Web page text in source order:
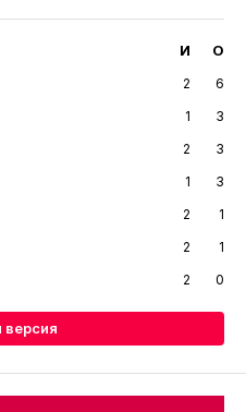
И О
2
6
1
3
2
3
1
3
2
1
2
1
2 0
версия